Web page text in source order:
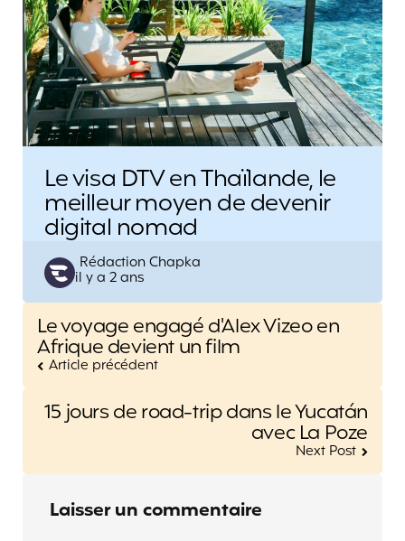
Le visa DTV en Thaïlande, le
meilleur moyen de devenir
digital nomad
Posted
by
Rédaction Chapka
il y a 2 ans
Post
navigation
Le voyage engagé d'Alex Vizeo en
Afrique devient un film
Article précédent
15 jours de road-trip dans le Yucatán
avec La Poze
Next Post
Laisser un commentaire